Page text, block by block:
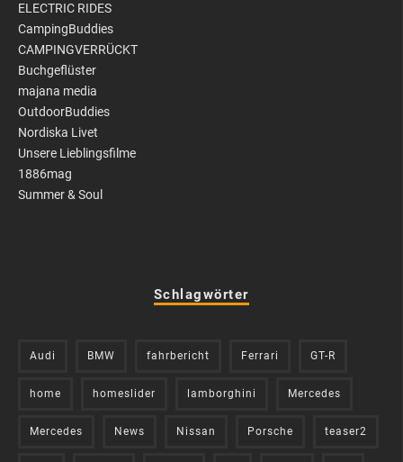
ELECTRIC RIDES
CampingBuddies
CAMPINGVERRÜCKT
Buchgeflüster
majana media
OutdoorBuddies
Nordiska Livet
Unsere Lieblingsfilme
1886mag
Summer & Soul
Schlagwörter
Audi BMW fahrbericht Ferrari GT-R
home homeslider lamborghini Mercedes
Mercedes News Nissan Porsche teaser2